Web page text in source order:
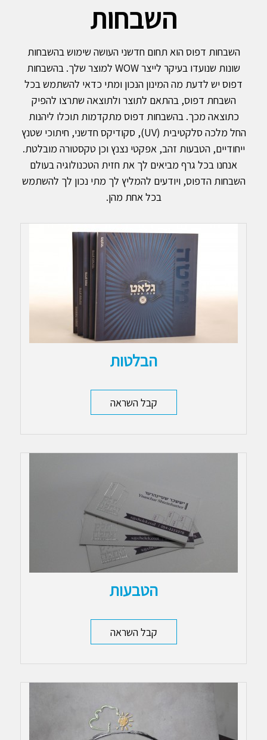
השבחות
השבחות דפוס הוא תחום חדשני העושה שימוש בהשבחות
שונות שנועדו בעיקר לייצר WOW למוצר שלך. בהשבחות
דפוס יש לדעת מה המינון הנכון ומתי כדאי להשתמש בכל
השבחת דפוס, בהתאם לתוצר ולתוצאה שתרצו להפיק
כתוצאה מכך. בהשבחות דפוס מתקדמות תוכלו ליהנות
החל מלכה סלקטיבית (UV), סקודיקס חדשני, חיתוכי שטנץ
ייחודיים, הטבעות זהב, אפקטי נצנץ וכן טקסטורה מובלטת.
אנחנו בכל גרף מביאים לך את חזית הטכנולוגיה בעולם
השבחות הדפוס, ויודעים להמליץ לך מתי נכון לך להשתמש
בכל אחת מהן.
הבלטות
קבל השראה
הטבעות
קבל השראה